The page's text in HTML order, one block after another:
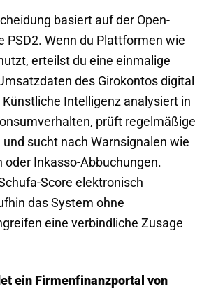
basiert auf der Open-
PSD2. Wenn du Plattformen wie
erteilst du eine einmalige
des Girokontos digital
Intelligenz analysiert in
prüft regelmäßige
sucht nach Warnsignalen wie
oder Inkasso-Abbuchungen.
Score elektronisch
das System ohne
eine verbindliche Zusage
ein Firmenfinanzportal von